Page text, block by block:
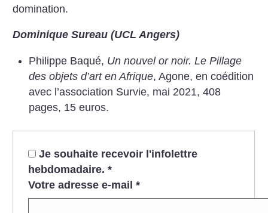
domination.
Dominique Sureau (UCL Angers)
Philippe Baqué, Un nouvel or noir. Le Pillage
des objets d’art en Afrique, Agone, en coédition
avec l’association Survie, mai 2021, 408
pages, 15 euros.
Je souhaite recevoir l'infolettre
hebdomadaire. *
Votre adresse e-mail *